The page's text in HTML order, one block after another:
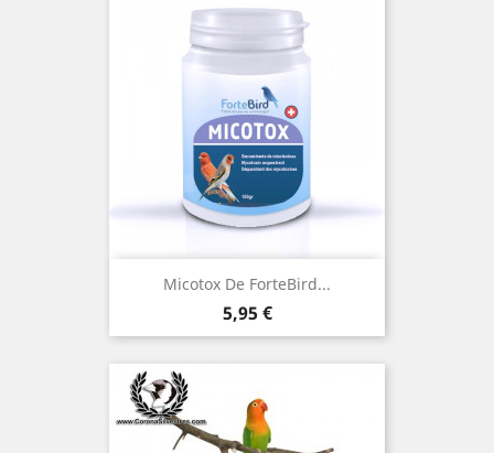
Micotox De ForteBird...
Precio
5,95 €